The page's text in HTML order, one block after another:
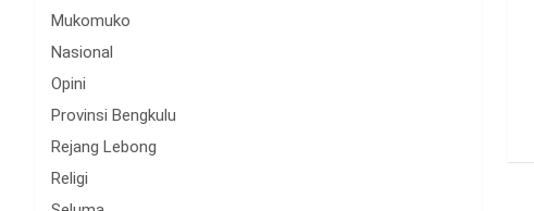
Mukomuko
Nasional
Opini
Provinsi Bengkulu
Rejang Lebong
Religi